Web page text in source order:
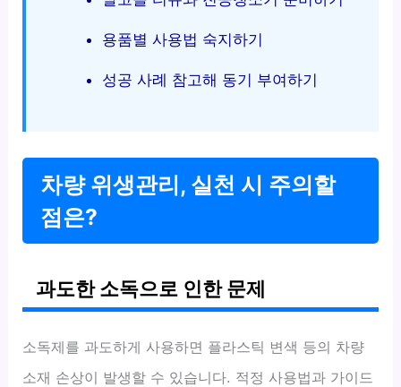
용품별 사용법 숙지하기
성공 사례 참고해 동기 부여하기
차량 위생관리, 실천 시 주의할
점은?
과도한 소독으로 인한 문제
소독제를 과도하게 사용하면 플라스틱 변색 등의 차량
소재 손상이 발생할 수 있습니다. 적정 사용법과 가이드